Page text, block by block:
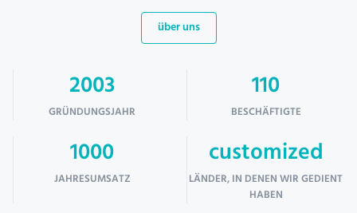
über uns
2003
GRÜNDUNGSJAHR
110
BESCHÄFTIGTE
1000
JAHRESUMSATZ
customized
LÄNDER, IN DENEN WIR GEDIENT
HABEN